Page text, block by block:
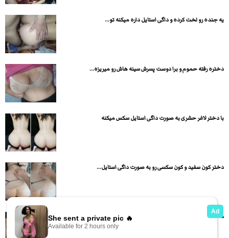
یه جنده رو لخت کرده و داگی استایل داره میکنه تو...
دختره رفته حموم و برا دوست پسرش سینه هاش رو میریزه...
با دختر لاغر حشری به صورت داگی استایل سکس میکنه
دختر کون سفید و کون سکسی رو به صورت داگی استایل...
داگی با کیر کلفت کوص دختره رو داره میکنه